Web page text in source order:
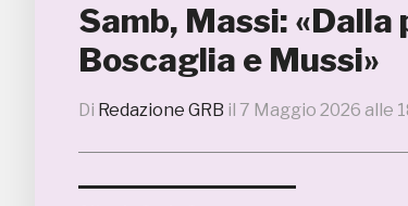
Samb, Massi:
Boscaglia e Mussi»
Di Redazione GRB il 7 Maggio 2026 alle